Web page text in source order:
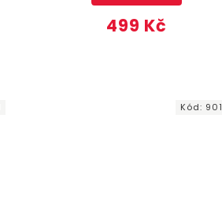
499 Kč
Kód: